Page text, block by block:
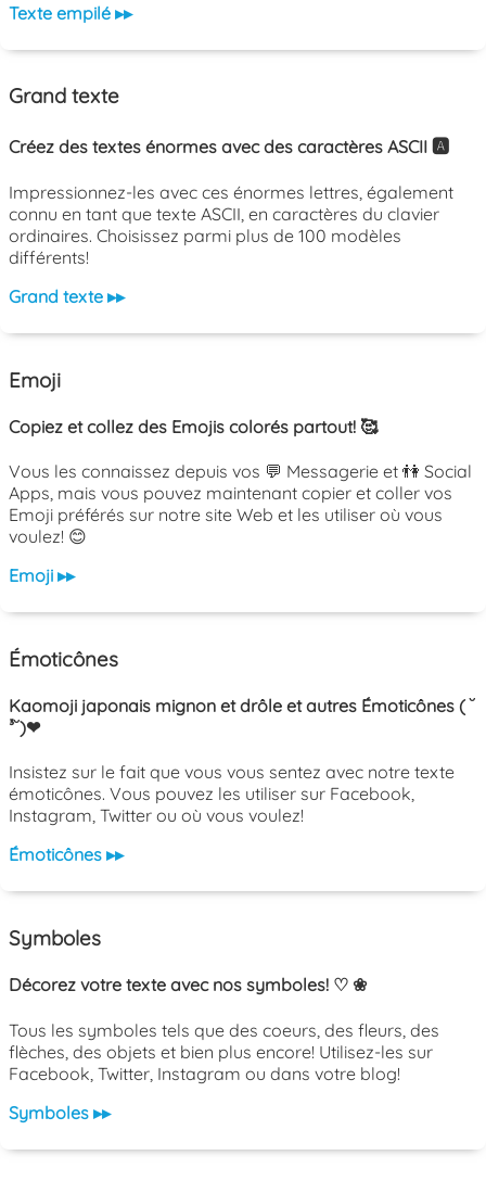
Texte empilé ▸▸
Grand texte
Créez des textes énormes avec des caractères ASCII 🅰️
Impressionnez-les avec ces énormes lettres, également
connu en tant que texte ASCII, en caractères du clavier
ordinaires. Choisissez parmi plus de 100 modèles
différents!
Grand texte ▸▸
Emoji
Copiez et collez des Emojis colorés partout! 🥰
Vous les connaissez depuis vos 💬 Messagerie et 👫 Social
Apps, mais vous pouvez maintenant copier et coller vos
Emoji préférés sur notre site Web et les utiliser où vous
voulez! 😊
Emoji ▸▸
Émoticônes
Kaomoji japonais mignon et drôle et autres Émoticônes ( ˘
³˘)❤
Insistez sur le fait que vous vous sentez avec notre texte
émoticônes. Vous pouvez les utiliser sur Facebook,
Instagram, Twitter ou où vous voulez!
Émoticônes ▸▸
Symboles
Décorez votre texte avec nos symboles! ♡ ❀
Tous les symboles tels que des coeurs, des fleurs, des
flèches, des objets et bien plus encore! Utilisez-les sur
Facebook, Twitter, Instagram ou dans votre blog!
Symboles ▸▸